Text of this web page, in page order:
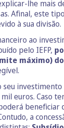
lhe mais
Afinal, este
à sua divisão.
ao
pelo IEFP,
máximo)
seu
euros. Caso
beneficiar
a